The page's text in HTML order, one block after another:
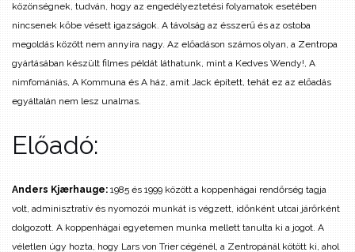
közönségnek, tudván, hogy az engedélyeztetési folyamatok esetében
nincsenek kőbe vésett igazságok. A távolság az ésszerű és az ostoba
megoldás között nem annyira nagy. Az előadáson számos olyan, a Zentropa
gyártásában készült filmes példát láthatunk, mint a Kedves Wendy!, A
nimfomániás, A Kommuna és A ház, amit Jack épített, tehát ez az előadás
egyáltalán nem lesz unalmas.
Előadó:
Anders Kjærhauge: 1985 és 1999 között a koppenhágai rendőrség tagja
volt, adminisztratív és nyomozói munkát is végzett, időnként utcai járőrként
dolgozott. A koppenhágai egyetemen munka mellett tanulta ki a jogot. A
véletlen úgy hozta, hogy Lars von Trier cégénél, a Zentropánál kötött ki, ahol